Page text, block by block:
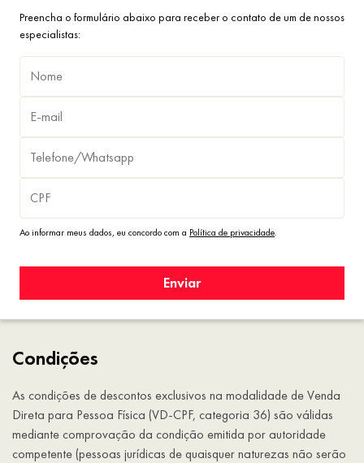
Condições
As condições de descontos exclusivos na modalidade de Venda
Direta para Pessoa Física (VD-CPF, categoria 36) são válidas
mediante comprovação da condição emitida por autoridade
competente (pessoas jurídicas de quaisquer naturezas não serão
Preencha o formulário abaixo para receber o contato de um de nossos
especialistas:
Ao informar meus dados, eu concordo com a Política de privacidade.
Enviar